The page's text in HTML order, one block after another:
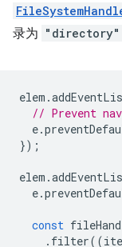
录为 "directory"
elem .
// Prevent
e.
});
elem .
e.
const
. filter((